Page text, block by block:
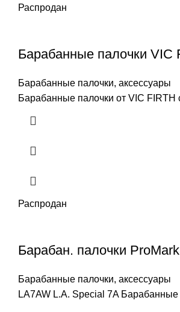
Распродан
Барабанные палочки VIC
Барабанные палочки, аксессуары
Барабанные палочки от VIC FIRTH
Распродан
Барабан. палочки
Барабанные палочки, аксессуары
LA7AW L.A. Special 7A